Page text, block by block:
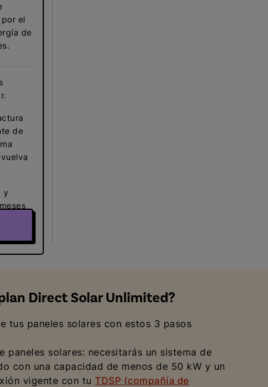
el
de
de
y
Direct Solar Unlimited?
tus paneles solares con estos 3 pasos
paneles solares: necesitarás un sistema de
con una capacidad de menos de 50 kW y un
vigente con tu TDSP (compañía de